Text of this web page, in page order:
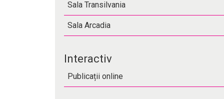
Sala Transilvania
Sala Arcadia
Interactiv
Publicații online